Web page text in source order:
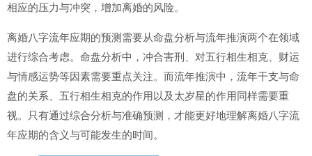
相应的压力与冲突，增加离婚的风险。
离婚八字流年应期的预测需要从命盘分析与流年推演两个在领域
进行综合考虑。命盘分析中，冲合害刑、对五行相生相克、财运
与情感运势等因素需要重点关注。而流年推演中，流年干支与命
盘的关系、五行相生相克的作用以及太岁星的作用同样需要重
视。只有通过综合分析与准确预测，才能更好地理解离婚八字流
年应期的含义与可能发生的时间。